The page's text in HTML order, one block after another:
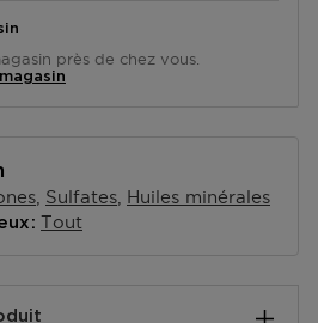
près de chez vous.
Sulfates Huiles minérales
Tout